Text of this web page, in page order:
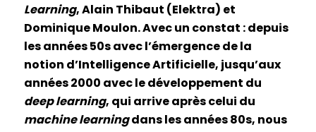
Learning, Alain Thibaut (Elektra) et
Dominique Moulon. Avec un constat : depuis
les années 50s avec l’émergence de la
notion d’Intelligence Artificielle, jusqu’aux
années 2000 avec le développement du
deep learning, qui arrive après celui du
machine learningdans les années 80s, nous